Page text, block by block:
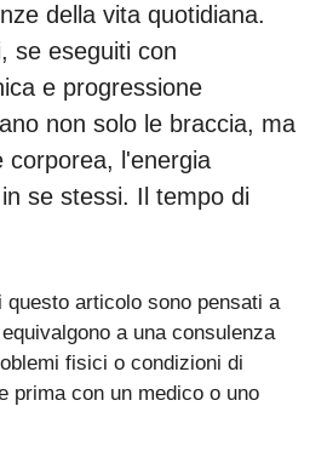
della vita quotidiana.
se eseguiti con
e progressione
non solo le braccia, ma
corporea, l'energia
se stessi. Il tempo di
articolo sono pensati a
a una consulenza
fisici o condizioni di
prima con un medico o uno